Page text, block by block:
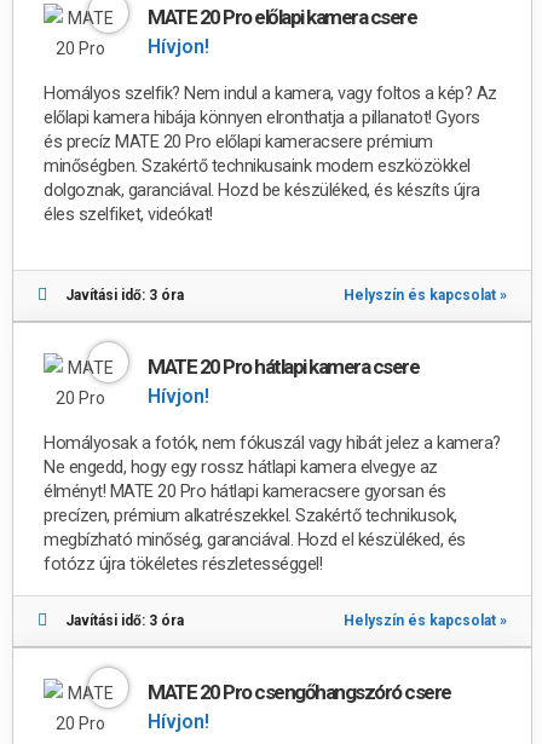
MATE 20 Pro előlapi kamera csere
Hívjon!
Homályos szelfik? Nem indul a kamera, vagy foltos a kép? Az
előlapi kamera hibája könnyen elronthatja a pillanatot! Gyors
és precíz MATE 20 Pro előlapi kameracsere prémium
minőségben. Szakértő technikusaink modern eszközökkel
dolgoznak, garanciával. Hozd be készüléked, és készíts újra
éles szelfiket, videókat!
Javítási idő: 3 óra Helyszín és kapcsolat »
MATE 20 Pro hátlapi kamera csere
Hívjon!
Homályosak a fotók, nem fókuszál vagy hibát jelez a kamera?
Ne engedd, hogy egy rossz hátlapi kamera elvegye az
élményt! MATE 20 Pro hátlapi kameracsere gyorsan és
precízen, prémium alkatrészekkel. Szakértő technikusok,
megbízható minőség, garanciával. Hozd el készüléked, és
fotózz újra tökéletes részletességgel!
Javítási idő: 3 óra Helyszín és kapcsolat »
MATE 20 Pro csengőhangszóró csere
Hívjon!